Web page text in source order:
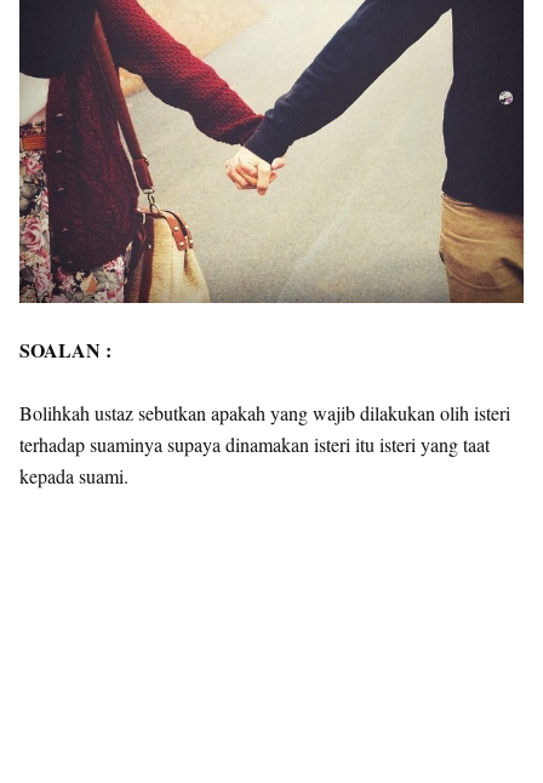
SOALAN :
Bolihkah ustaz sebutkan apakah yang wajib dilakukan olih isteri
terhadap suaminya supaya dinamakan isteri itu isteri yang taat
kepada suami.